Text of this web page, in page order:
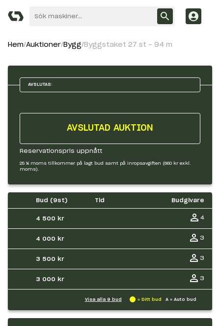
Hem Auktioner Bygg Byggstaket 27 st - 94 m
AVSLUTAS:
AVSLUTAD AUKTION
Reservationspris uppnått
25 % moms tillkommer på lagt bud samt på inropsavgiften (660 kr exkl.
moms).
Bud (9st) Tid Budgivare
4 500 kr 4
4 000 kr 3
3 500 kr 3
3 000 kr 3
Visa alla 9 bud = Ditt bud A = Auto bud